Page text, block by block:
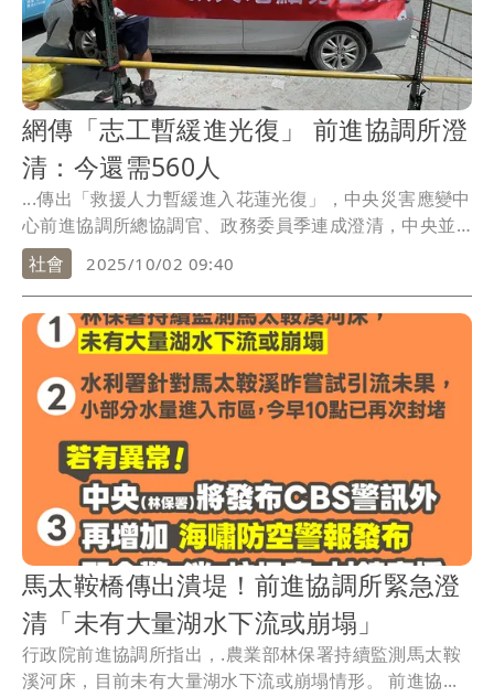
網傳「志工暫緩進光復」 前進協調所澄
清：今還需560人
...傳出「救援人力暫緩進入花蓮光復」，中央災害應變中
心前進協調所總協調官、政務委員季連成澄清，中央並
未發...
社會 2025/10/02 09:40
馬太鞍橋傳出潰堤！前進協調所緊急澄
清「未有大量湖水下流或崩塌」
行政院前進協調所指出，.農業部林保署持續監測馬太鞍
溪河床，目前未有大量湖水下流或崩塌情形。 前進協...